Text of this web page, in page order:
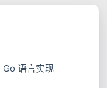
语言实现